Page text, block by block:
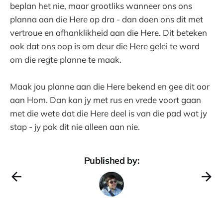
beplan het nie, maar grootliks wanneer ons ons
planna aan die Here op dra - dan doen ons dit met
vertroue en afhanklikheid aan die Here. Dit beteken
ook dat ons oop is om deur die Here gelei te word
om die regte planne te maak.
Maak jou planne aan die Here bekend en gee dit oor
aan Hom. Dan kan jy met rus en vrede voort gaan
met die wete dat die Here deel is van die pad wat jy
stap - jy pak dit nie alleen aan nie.
Published by: